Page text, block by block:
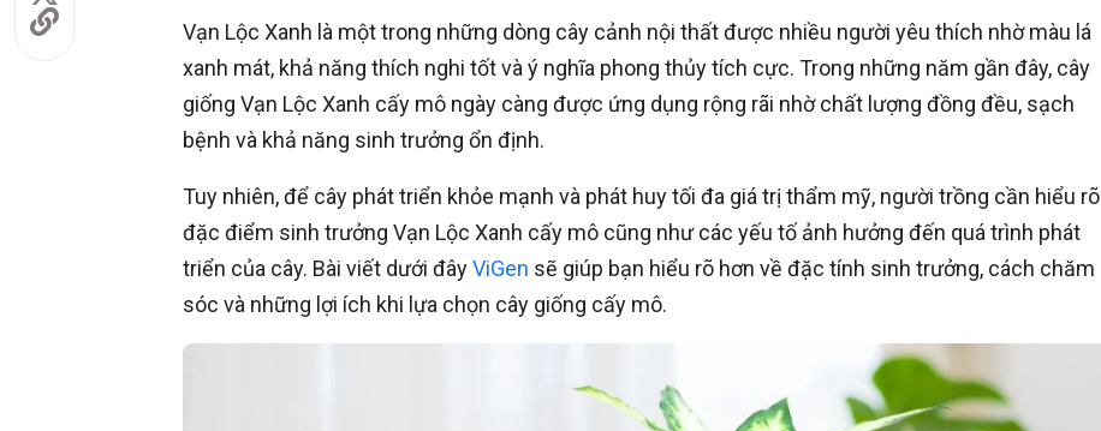
Vạn Lộc Xanh là một trong những dòng cây cảnh nội thất được nhiều người yêu thích nhờ màu lá
xanh mát, khả năng thích nghi tốt và ý nghĩa phong thủy tích cực. Trong những năm gần đây, cây
giống Vạn Lộc Xanh cấy mô ngày càng được ứng dụng rộng rãi nhờ chất lượng đồng đều, sạch
bệnh và khả năng sinh trưởng ổn định.
Tuy nhiên, để cây phát triển khỏe mạnh và phát huy tối đa giá trị thẩm mỹ, người trồng cần hiểu rõ
đặc điểm sinh trưởng Vạn Lộc Xanh cấy mô cũng như các yếu tố ảnh hưởng đến quá trình phát
triển của cây. Bài viết dưới đâyViGen sẽ giúp bạn hiểu rõ hơn về đặc tính sinh trưởng, cách chăm
sóc và những lợi ích khi lựa chọn cây giống cấy mô.